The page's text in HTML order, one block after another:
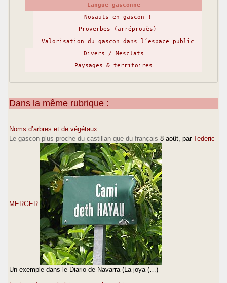
Langue gasconne
Nosauts en gascon !
Proverbes (arréprouès)
Valorisation du gascon dans l’espace public
Divers / Mesclats
Paysages & territoires
Dans la même rubrique :
Noms d’arbres et de végétaux
Le gascon plus proche du castillan que du français 8 août , par Tederic
MERGER
Un exemple dans le Diario de Navarra (La joya (…)